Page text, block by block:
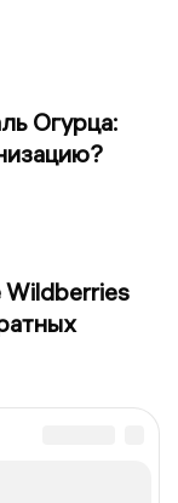
Огурца: